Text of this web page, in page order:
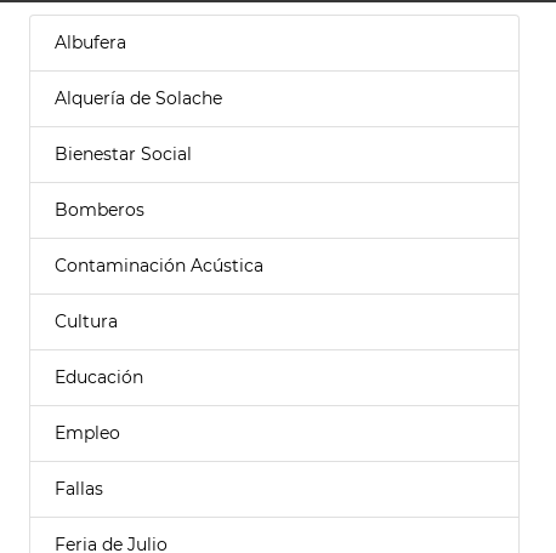
Albufera
Alquería de Solache
Bienestar Social
Bomberos
Contaminación Acústica
Cultura
Educación
Empleo
Fallas
Feria de Julio